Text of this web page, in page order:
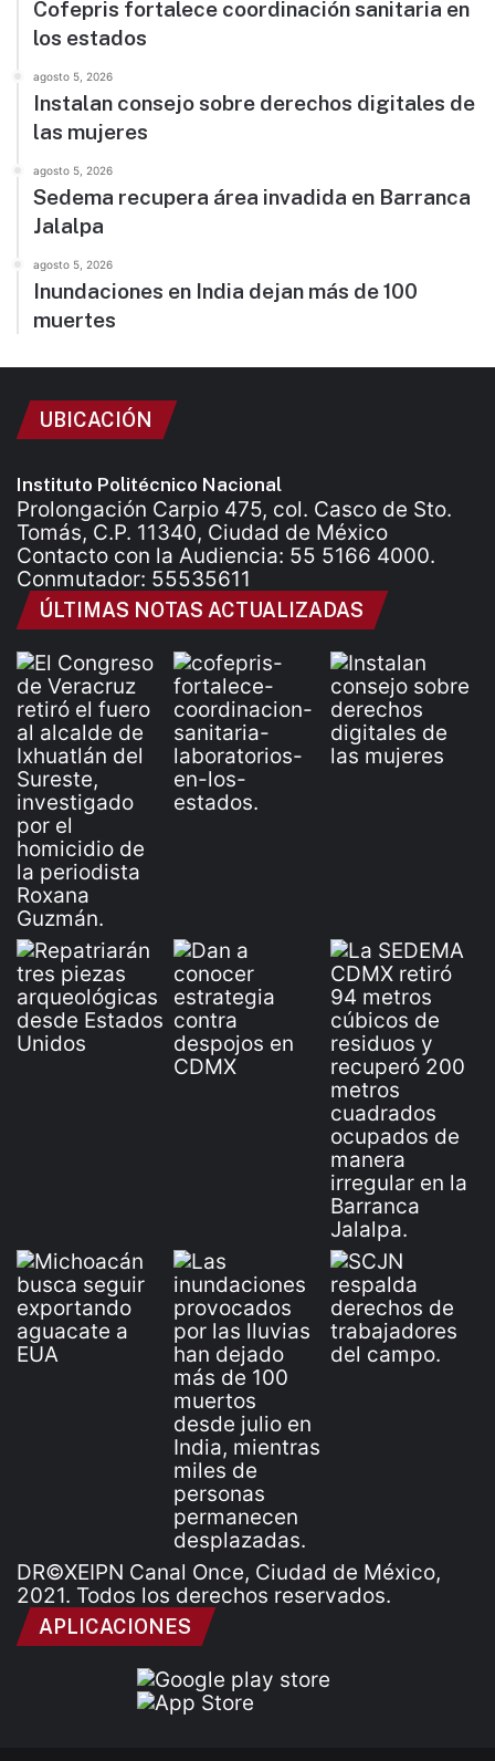
Cofepris fortalece coordinación sanitaria en
los estados
agosto 5, 2026
Instalan consejo sobre derechos digitales de
las mujeres
agosto 5, 2026
Sedema recupera área invadida en Barranca
Jalalpa
agosto 5, 2026
Inundaciones en India dejan más de 100
muertes
UBICACIÓN
Instituto Politécnico Nacional
Prolongación Carpio 475, col. Casco de Sto.
Tomás, C.P. 11340, Ciudad de México
Contacto con la Audiencia: 55 5166 4000.
Conmutador: 55535611
ÚLTIMAS NOTAS ACTUALIZADAS
DR©XEIPN Canal Once, Ciudad de México,
2021. Todos los derechos reservados.
APLICACIONES